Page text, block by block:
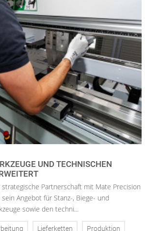
UND TECHNISCHEN
Partnerschaft mit Mate Precision
Angebot für Stanz-, Biege- und
sowie den techni...
Lieferketten Produktion